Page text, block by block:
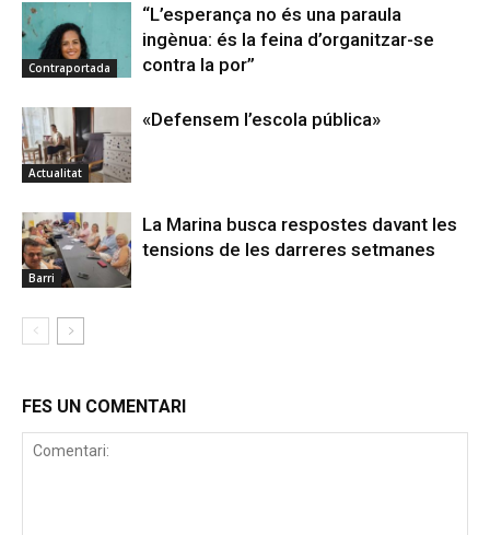
Contraportada
“L’esperança no és una paraula
ingènua: és la feina d’organitzar-se
contra la por”
Actualitat
«Defensem l’escola pública»
Barri
La Marina busca respostes davant les
tensions de les darreres setmanes
FES UN COMENTARI